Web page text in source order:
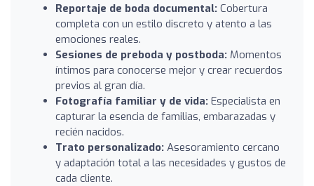
Reportaje de boda documental: Cobertura
completa con un estilo discreto y atento a las
emociones reales.
Sesiones de preboda y postboda: Momentos
íntimos para conocerse mejor y crear recuerdos
previos al gran día.
Fotografía familiar y de vida: Especialista en
capturar la esencia de familias, embarazadas y
recién nacidos.
Trato personalizado: Asesoramiento cercano
y adaptación total a las necesidades y gustos de
cada cliente.